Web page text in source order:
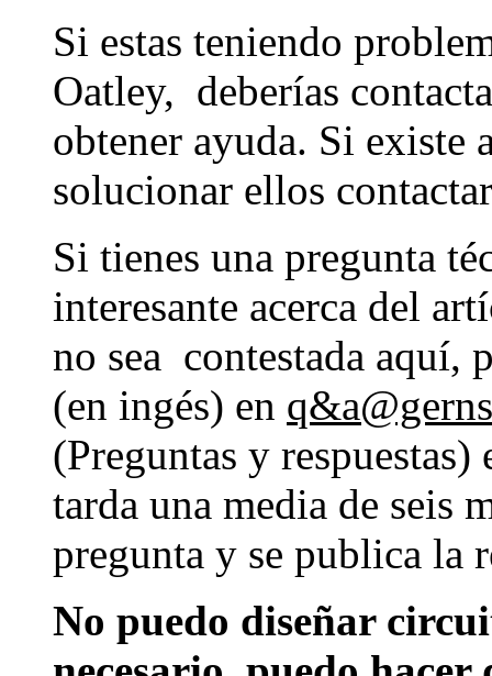
Si estas teniendo
Oatley, deberías
obtener ayuda. Si existe
solucionar ellos
Si tienes una pregunta
interesante acerca del
no sea contestada aquí,
(en ingés) en
(Preguntas y
tarda una media de seis
pregunta y se publica la
No puedo diseñar